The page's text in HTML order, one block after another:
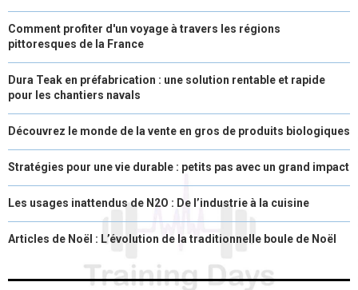
Comment profiter d'un voyage à travers les régions
pittoresques de la France
Dura Teak en préfabrication : une solution rentable et rapide
pour les chantiers navals
Découvrez le monde de la vente en gros de produits biologiques
Stratégies pour une vie durable : petits pas avec un grand impact
Les usages inattendus de N2O : De l’industrie à la cuisine
Articles de Noël : L’évolution de la traditionnelle boule de Noël